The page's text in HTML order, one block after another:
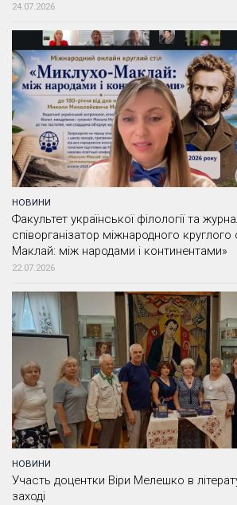
24.07.2026
НОВИНИ
Факультет української філології та
співорганізатор міжнародного
Маклай: між народами і континентами»
22.07.2026
НОВИНИ
Участь доцентки Віри Мелешко в
заході